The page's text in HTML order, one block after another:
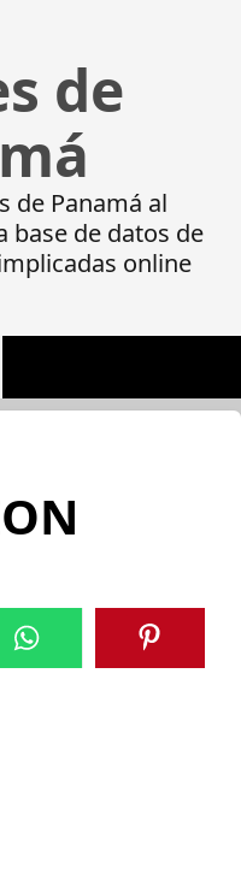
de
de Panamá al
base de datos de
online